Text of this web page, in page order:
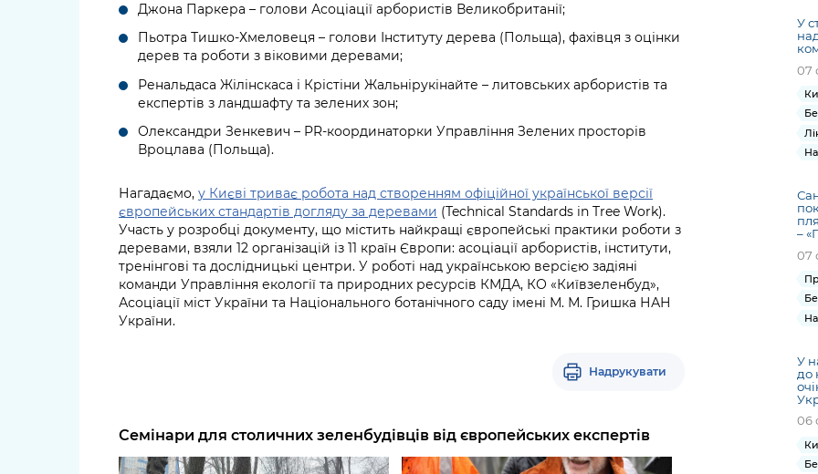
Джона Паркера – голови Асоціації арбористів Великобританії;
Пьотра Тишко-Хмеловеця – голови Інституту дерева (Польща), фахівця з оцінки
дерев та роботи з віковими деревами;
Ренальдаса Жілінскаса і Крістіни Жальнірукінайте – литовських арбористів та
експертів з ландшафту та зелених зон;
Олександри Зенкевич – PR-координаторки Управління Зелених просторів
Вроцлава (Польща).
Нагадаємо, у Києві триває робота над створенням офіційної української версії
європейських стандартів догляду за деревами (Technical Standards in Tree Work).
Участь у розробці документу, що містить найкращі європейські практики роботи з
деревами, взяли 12 організацій із 11 країн Європи: асоціації арбористів, інститути,
тренінгові та дослідницькі центри. У роботі над українською версією задіяні
команди Управління екології та природних ресурсів КМДА, КО «Київзеленбуд»,
Асоціації міст України та Національного ботанічного саду імені М. М. Гришка НАН
України.
Надрукувати
Семінари для столичних зеленбудівців від європейських експертів
У
07
–
07
У
до
06